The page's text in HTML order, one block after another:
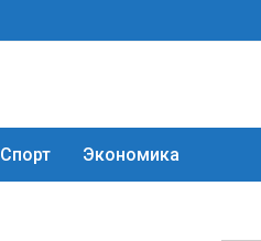
Спорт Экономика